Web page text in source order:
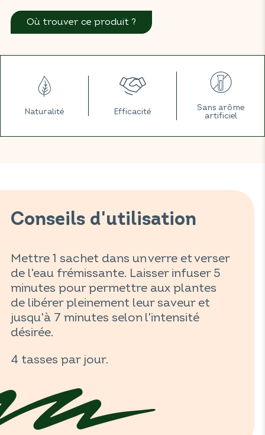
Où trouver ce produit ?
Naturalité Efficacité
Sans arôme
artificiel
Conseils d'utilisation
Mettre 1 sachet dans un verre et verser
de l'eau frémissante. Laisser infuser 5
minutes pour permettre aux plantes
de libérer pleinement leur saveur et
jusqu'à 7 minutes selon l'intensité
désirée.
4 tasses par jour.